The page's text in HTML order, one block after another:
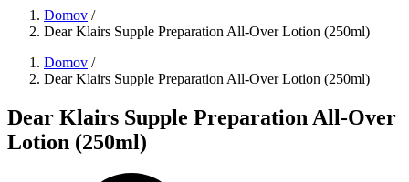
Domov /
Dear Klairs Supple Preparation All-Over Lotion (250ml)
Domov /
Dear Klairs Supple Preparation All-Over Lotion (250ml)
Dear Klairs Supple Preparation All-Over
Lotion (250ml)